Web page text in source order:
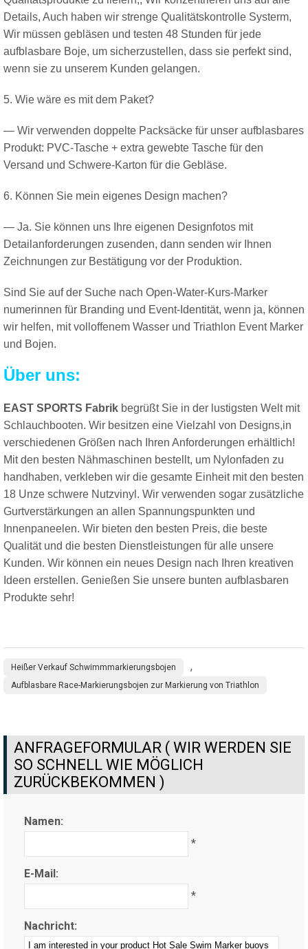
Details, Auch haben wir strenge Qualitätskontrolle Systerm,
Wir müssen gebläsen und testen 48 Stunden für jede
aufblasbare Boje, um sicherzustellen, dass sie perfekt sind,
wenn sie zu unserem Kunden gelangen.
5. Wie wäre es mit dem Paket?
— Wir verwenden doppelte Packsäcke für unser aufblasbares
Produkt: PVC-Tasche + extra gewebte Tasche für den
Versand und Schwere-Karton für die Gebläse.
6. Können Sie mein eigenes Design machen?
— Ja. Sie können uns Ihre eigenen Designfotos mit
Detailanforderungen zusenden, dann senden wir Ihnen
Zeichnungen zur Bestätigung vor der Produktion.
Sind Sie auf der Suche nach Open-Water-Kurs-Marker
numerinnen für Branding und Event-Identität, wenn ja, können
wir helfen, mit volloffenem Wasser und Triathlon Event Marker
und Bojen.
Über uns:
EAST SPORTS Fabrik begrüßt Sie in der lustigsten Welt mit
Schlauchbooten. Wir besitzen eine Vielzahl von Designs,in
verschiedenen Größen nach Ihren Anforderungen erhältlich!
Mit den besten Nähmaschinen bestellt, um Nylonfaden zu
handhaben, verkleben wir die gesamte Einheit mit den besten
18 Unze schwere Nutzvinyl. Wir verwenden sogar zusätzliche
Gurtverstärkungen an allen Spannungspunkten und
Innenpaneelen. Wir bieten den besten Preis, die beste
Qualität und die besten Dienstleistungen für alle unsere
Kunden. Wir können ein neues Design nach Ihren kreativen
Ideen erstellen. Genießen Sie unsere bunten aufblasbaren
Produkte sehr!
Heißer Verkauf Schwimmmarkierungsbojen ,
Aufblasbare Race-Markierungsbojen zur Markierung von Triathlon
ANFRAGEFORMULAR ( WIR WERDEN SIE
SO SCHNELL WIE MÖGLICH
ZURÜCKBEKOMMEN )
Namen:
*
E-Mail:
*
Nachricht: